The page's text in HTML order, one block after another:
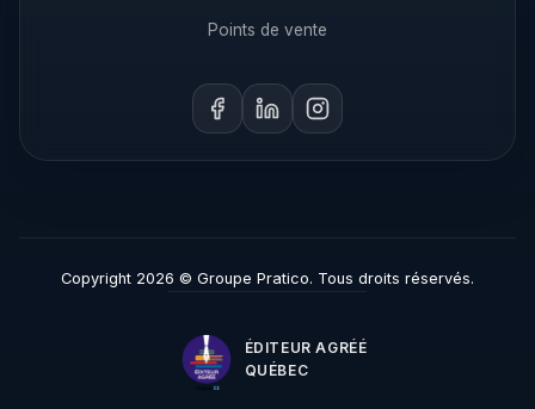
Points de vente
Copyright 2026 © Groupe Pratico. Tous droits réservés.
ÉDITEUR AGRÉÉ
QUÉBEC